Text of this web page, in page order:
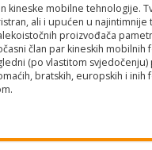
kineske mobilne tehnologije.
ali i upućen u najintimnije
proizvođača
član par kineskih mobilnih
(po vlastitom svjedočenju)
bratskih, europskih i inih